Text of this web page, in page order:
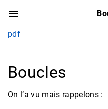
pdf
Boucles
On l’a vu mais rappelons :